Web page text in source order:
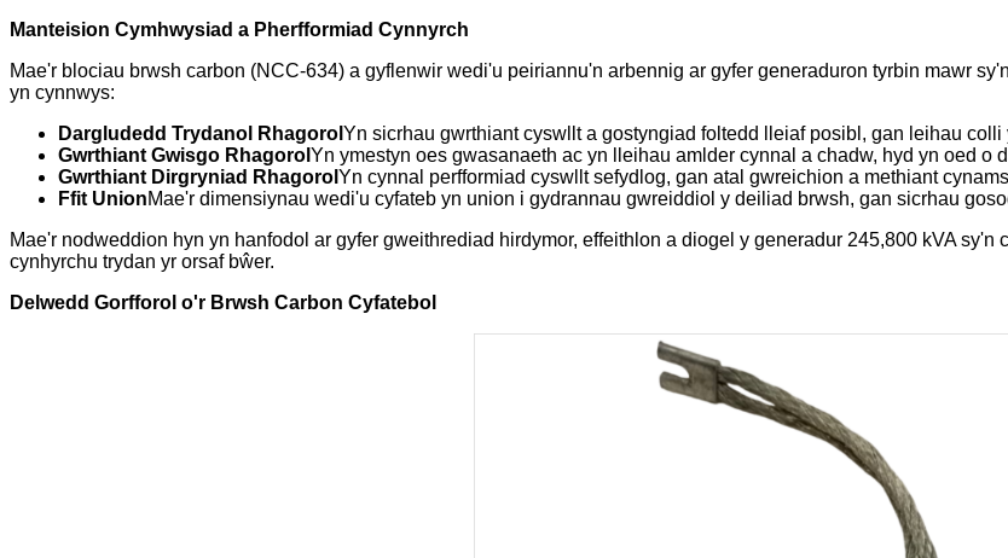
Manteision Cymhwysiad a Pherfformiad Cynnyrch
Mae'r blociau brwsh carbon (NCC-634) a gyflenwir wedi'u peiriannu'n arbennig ar gyfer generaduron tyrbin mawr
yn cynnwys:
Dargludedd Trydanol Rhagorol Yn sicrhau gwrthiant cyswllt a gostyngiad foltedd lleiaf posibl, gan leihau colli
Gwrthiant Gwisgo Rhagorol Yn ymestyn oes gwasanaeth ac yn lleihau amlder cynnal a chadw, hyd yn oed o
Gwrthiant Dirgryniad Rhagorol Yn cynnal perfformiad cyswllt sefydlog, gan atal gwreichion a methiant
Ffit UnionMae'r dimensiynau wedi'u cyfateb yn union i gydrannau gwreiddiol y deiliad brwsh, gan sicrhau
Mae'r nodweddion hyn yn hanfodol ar gyfer gweithrediad hirdymor, effeithlon a diogel y generadur 245,800 kVA
cynhyrchu trydan yr orsaf bŵer.
Delwedd Gorfforol o'r Brwsh Carbon Cyfatebol